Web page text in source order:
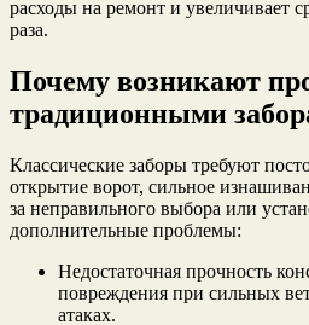
расходы на ремонт и увеличивает
раза.
Почему возникают
традиционными
Классические заборы требуют
открытие ворот, сильное
за неправильного выбора или
дополнительные проблемы:
Недостаточная прочность
повреждения при сильных
атаках.